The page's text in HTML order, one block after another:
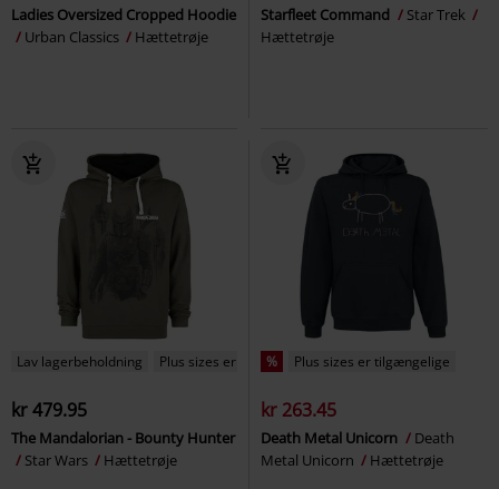
Ladies Oversized Cropped Hoodie
Urban Classics
Hættetrøje
Starfleet Command
Star Trek
Hættetrøje
Lav lagerbeholdning Plus sizes er tilgængelige
kr 479.95
The Mandalorian - Bounty Hunter
Star Wars
Hættetrøje
% Plus sizes er tilgængelige
kr 263.45
Death Metal Unicorn
Death
Metal Unicorn
Hættetrøje